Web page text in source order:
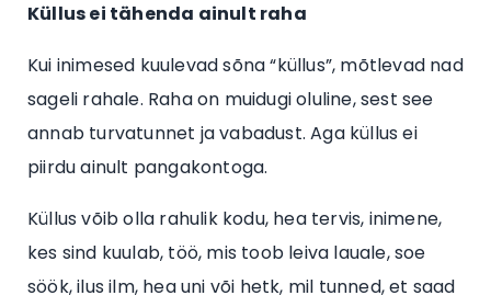
Küllus ei tähenda ainult raha
Kui inimesed kuulevad sõna “küllus”, mõtlevad nad
sageli rahale. Raha on muidugi oluline, sest see
annab turvatunnet ja vabadust. Aga küllus ei
piirdu ainult pangakontoga.
Küllus võib olla rahulik kodu, hea tervis, inimene,
kes sind kuulab, töö, mis toob leiva lauale, soe
söök, ilus ilm, hea uni või hetk, mil tunned, et saad